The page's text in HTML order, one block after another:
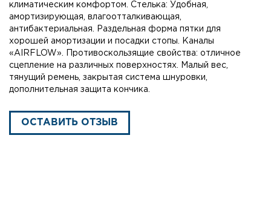
климатическим комфортом. Стелька: Удобная,
амортизирующая, влагоотталкивающая,
антибактериальная. Раздельная форма пятки для
хорошей амортизации и посадки стопы. Каналы
«AIRFLOW». Противоскользящие свойства: отличное
сцепление на различных поверхностях. Малый вес,
тянущий ремень, закрытая система шнуровки,
дополнительная защита кончика.
ОСТАВИТЬ ОТЗЫВ